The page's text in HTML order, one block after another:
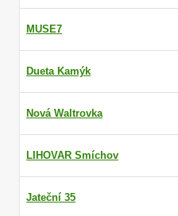
MUSE7
Dueta Kamýk
Nová Waltrovka
LIHOVAR Smíchov
Jateční 35